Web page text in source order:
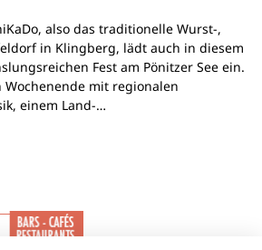
also das traditionelle Wurst-,
in Klingberg, lädt auch in diesem
Fest am Pönitzer See ein.
mit regionalen
einem Land-…